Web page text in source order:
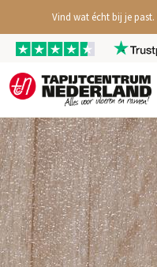
Vind wat écht bij je past.